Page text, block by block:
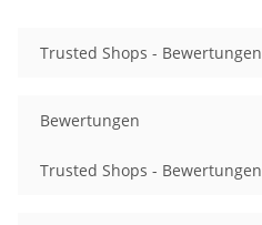
Trusted Shops - Bewertungen
Bewertungen
Trusted Shops - Bewertungen